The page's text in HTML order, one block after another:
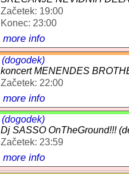
Začetek: 19:00
Konec: 23:00
more info
(dogodek)
koncert MENENDES
Začetek: 22:00
more info
(dogodek)
Dj SASSO OnTheGround!!!
Začetek: 23:59
more info